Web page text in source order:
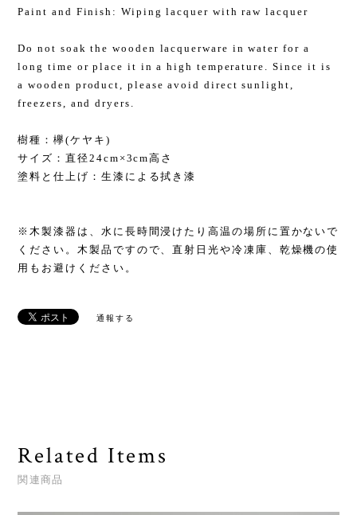
Paint and Finish: Wiping lacquer with raw lacquer
Do not soak the wooden lacquerware in water for a
long time or place it in a high temperature. Since it is
a wooden product, please avoid direct sunlight,
freezers, and dryers.
樹種：欅(ケヤキ)
サイズ：直径24cm×3cm高さ
塗料と仕上げ：生漆による拭き漆
※木製漆器は、水に長時間浸けたり高温の場所に置かないで
ください。木製品ですので、直射日光や冷凍庫、乾燥機の使
用もお避けください。
通報する
Related Items
関連商品